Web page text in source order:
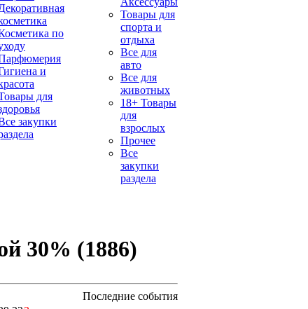
по
и
для
закупки
Товары для
спорта и
отдыха
Все для
авто
Все для
животных
18+ Товары
для
взрослых
Прочее
Все
закупки
раздела
30% (1886)
Последние события